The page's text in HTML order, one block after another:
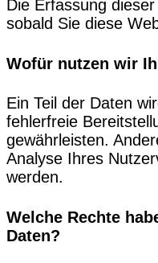
Die Erfassung
sobald Sie diese
Wofür nutzen wir
Ein Teil der Daten
fehlerfreie
gewährleisten.
Analyse Ihres
werden.
Welche Rechte
Daten?